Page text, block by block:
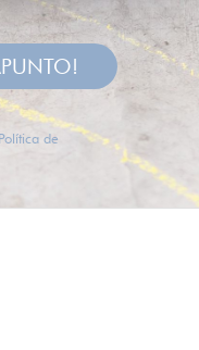
Política de